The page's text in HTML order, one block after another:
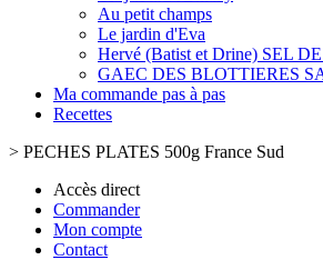
Au petit champs
Le jardin d'Eva
Hervé (Batist et Drine) SEL
GAEC DES BLOTTIERES
Ma commande pas à pas
Recettes
> PECHES PLATES 500g France Sud
Accès direct
Commander
Mon compte
Contact